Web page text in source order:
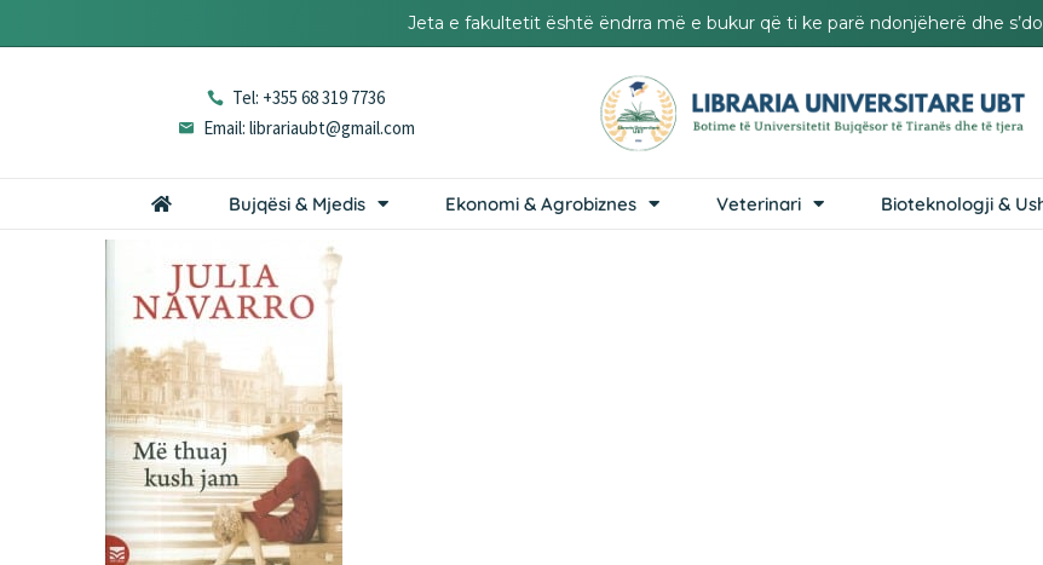
Jeta e fakultetit është ëndrra më e bukur që ti ke parë ndonjëherë dhe
Tel: +355 68 319 7736
Email: librariaubt@gmail.com
Bujqësi & Mjedis Ekonomi & Agrobiznes Veterinari Bioteknologji &